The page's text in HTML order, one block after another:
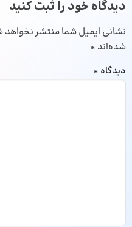
دیدگاه خود را ثبت کنید
نشانی ایمیل شما منتشر
شده‌اند *
دیدگاه *